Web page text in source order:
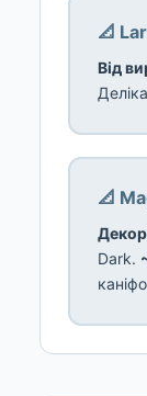
📐
Від
📐
Dark.